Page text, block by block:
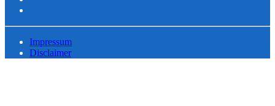
Impressum
Disclaimer